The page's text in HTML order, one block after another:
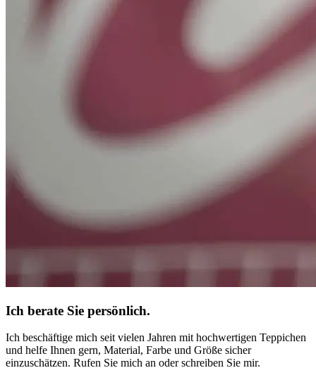
Ich berate Sie persönlich.
Ich beschäftige mich seit vielen Jahren mit hochwertigen Teppichen
und helfe Ihnen gern, Material, Farbe und Größe sicher
einzuschätzen. Rufen Sie mich an oder schreiben Sie mir.